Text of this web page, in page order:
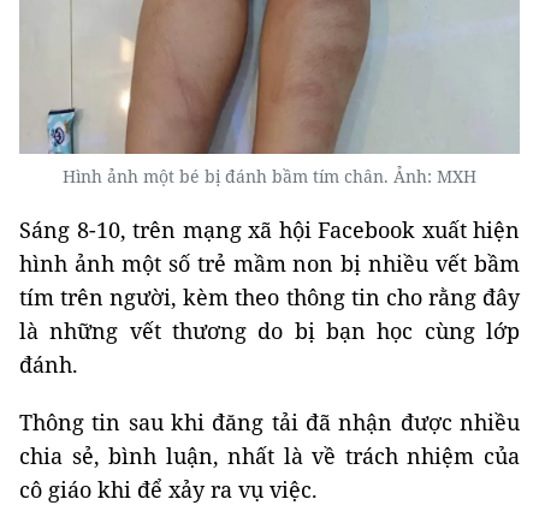
Hình ảnh một bé bị đánh bầm tím chân. Ảnh: MXH
Sáng 8-10, trên mạng xã hội Facebook xuất hiện
hình ảnh một số trẻ mầm non bị nhiều vết bầm
tím trên người, kèm theo thông tin cho rằng đây
là những vết thương do bị bạn học cùng lớp
đánh.
Thông tin sau khi đăng tải đã nhận được nhiều
chia sẻ, bình luận, nhất là về trách nhiệm của
cô giáo khi để xảy ra vụ việc.